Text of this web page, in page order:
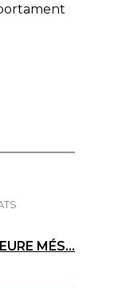
MÉS...